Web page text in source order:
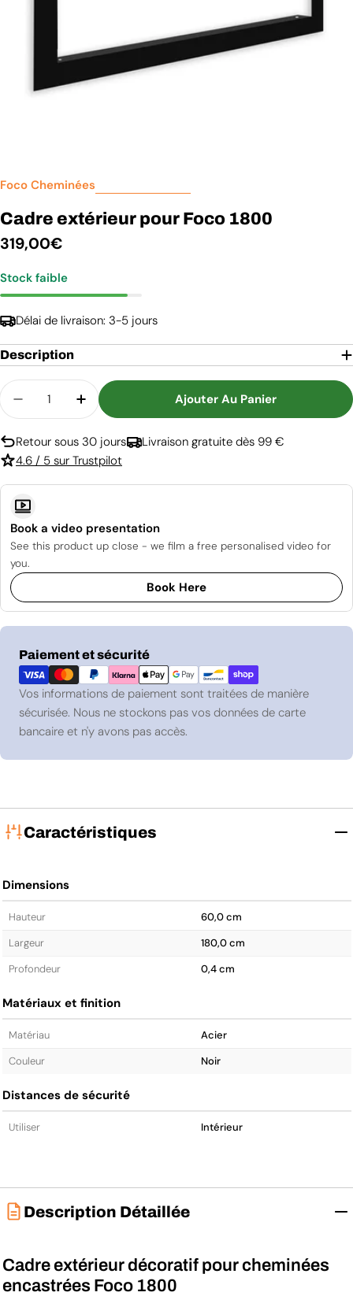
Foco Cheminées
Cadre extérieur pour Foco 1800
Prix
régulier
319,00€
Stock faible
Délai de livraison: 3-5 jours
Description
Quantité
Diminuer La Quantité Pour Cadre Extérieur Pour
Augmenter La Quantité Pour Cadre
Ajouter Au Panier
Retour sous 30 jours
Livraison gratuite dès 99 €
4.6 / 5 sur Trustpilot
Book a video presentation
See this product up close - we film a free personalised video for
you.
Book Here
Paiement et sécurité
Modes
de
paiement
Vos informations de paiement sont traitées de manière
sécurisée. Nous ne stockons pas vos données de carte
bancaire et n'y avons pas accès.
Caractéristiques
Dimensions
Hauteur
60,0 cm
Largeur
180,0 cm
Profondeur
0,4 cm
Matériaux et finition
Matériau
Acier
Couleur
Noir
Distances de sécurité
Utiliser Intérieur
Description Détaillée
Cadre extérieur décoratif pour cheminées
encastrées Foco 1800